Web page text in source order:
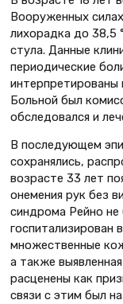
Вооруженных
лихорадка до 38,5
стула. Данные
периодические
интерпретированы
Больной был
обследовался и
В последующем
сохранялись,
возрасте 33 лет
онемения рук без
синдрома Рейно не
госпитализирован
множественные
а также
расценены как
связи с этим был